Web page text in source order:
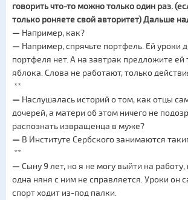
говорить что-то можно только один раз.
только роняете свой авторитет) Дальше
— Например, как?
— Например, спрячьте портфель. Ей уроки
портфеля нет. А на завтрак предложите ей
яблока. Слова не работают, только
**
— Наслушалась историй о том, как отцы
дочерей, а матери об этом ничего не
распознать извращенца в муже?
— В Институте Сербского занимаются
**
— Сыну 9 лет, но я не могу выйти на работу,
одна няня с ним не справляется. Уроки он
спорт ходит из-под палки.